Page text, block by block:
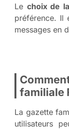
Le choix de
préférence. Il
messages en
familiale
La gazette
utilisateurs